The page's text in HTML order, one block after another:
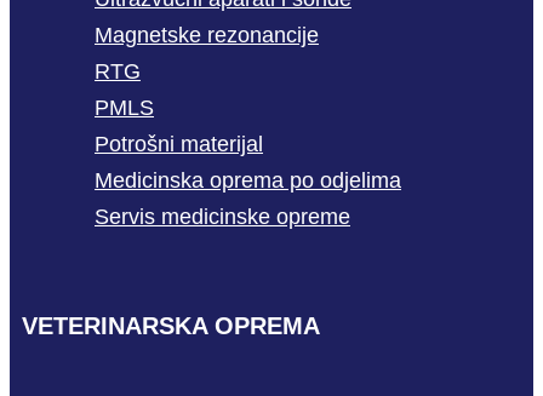
Magnetske rezonancije
RTG
PMLS
Potrošni materijal
Medicinska oprema po odjelima
Servis medicinske opreme
VETERINARSKA OPREMA